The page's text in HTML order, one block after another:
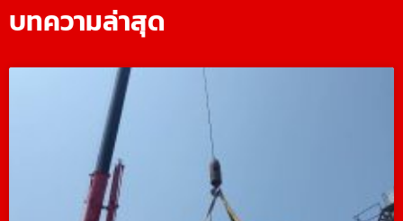
บทความล่าสุด